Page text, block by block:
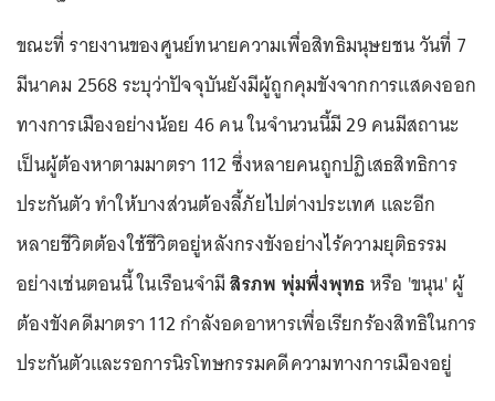
ขณะที่ รายงานของศูนย์ทนายความเพื่อสิทธิมนุษยชน วันที่ 7
มีนาคม 2568 ระบุว่าปัจจุบันยังมีผู้ถูกคุมขังจากการแสดงออก
ทางการเมืองอย่างน้อย 46 คน ในจำนวนนี้มี 29 คนมีสถานะ
เป็นผู้ต้องหาตามมาตรา 112 ซึ่งหลายคนถูกปฏิเสธสิทธิการ
ประกันตัว ทำให้บางส่วนต้องลี้ภัยไปต่างประเทศ และอีก
หลายชีวิตต้องใช้ชีวิตอยู่หลังกรงขังอย่างไร้ความยุติธรรม
อย่างเช่นตอนนี้ ในเรือนจำมีสิรภพ พุ่มพึ่งพุทธหรือ 'ขนุน' ผู้
ต้องขังคดีมาตรา 112 กำลังอดอาหารเพื่อเรียกร้องสิทธิในการ
ประกันตัวและรอการนิรโทษกรรมคดีความทางการเมืองอยู่